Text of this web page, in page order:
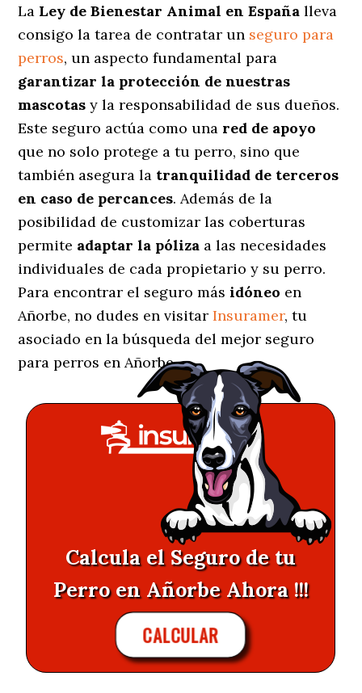
La Ley de Bienestar Animal en España lleva
consigo la tarea de contratar un seguro para
perros, un aspecto fundamental para
garantizar la protección de nuestras
mascotas y la responsabilidad de sus dueños.
Este seguro actúa como una red de apoyo
que no solo protege a tu perro, sino que
también asegura la tranquilidad de terceros
en caso de percances. Además de la
posibilidad de customizar las coberturas
permite adaptar la póliza a las necesidades
individuales de cada propietario y su perro.
Para encontrar el seguro másidóneo en
Añorbe, no dudes en visitarInsuramer, tu
asociado en la búsqueda del mejor seguro
para perros en Añorbe.
Calcula el Seguro de tu
Perro en Añorbe Ahora !!!
CALCULAR